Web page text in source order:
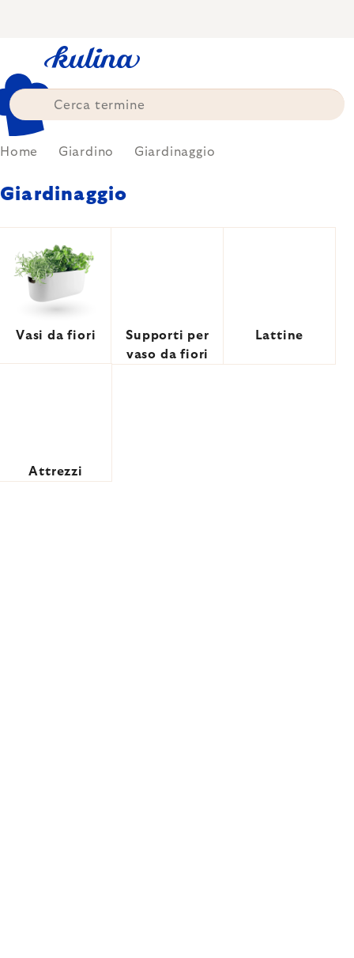
Home Giardino Giardinaggio
Giardinaggio
Vasi da fiori
Supporti per
vaso da fiori
Lattine
Attrezzi